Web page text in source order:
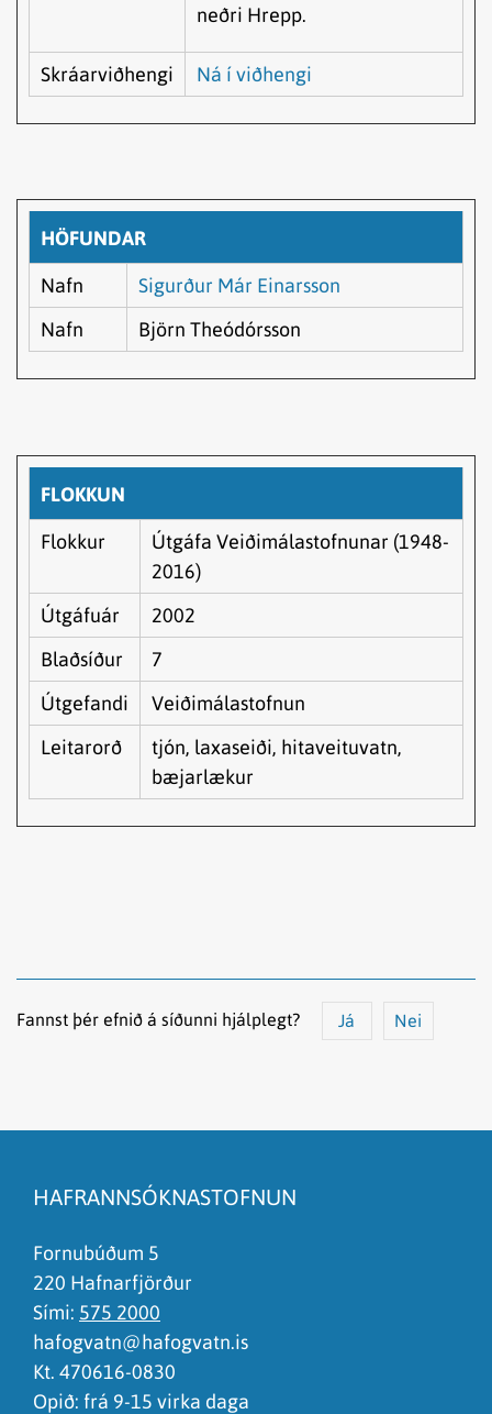
neðri Hrepp.
Skráarviðhengi Ná í viðhengi
HÖFUNDAR
Nafn
Sigurður Már Einarsson
Nafn
Björn Theódórsson
FLOKKUN
Flokkur
Útgáfa Veiðimálastofnunar (1948-
2016)
Útgáfuár
2002
Blaðsíður
7
Útgefandi
Veiðimálastofnun
Leitarorð
tjón, laxaseiði, hitaveituvatn,
bæjarlækur
Fannst þér efnið á síðunni hjálplegt? Já Nei
Það er of mikið efni á síðunni
Ég skil ekki efnið, finnst það of flókið
HAFRANNSÓKNASTOFNUN
Fornubúðum 5
220 Hafnarfjörður
Sími: 575 2000
hafogvatn@hafogvatn.is
Kt. 470616-0830
Opið: frá 9-15 virka daga